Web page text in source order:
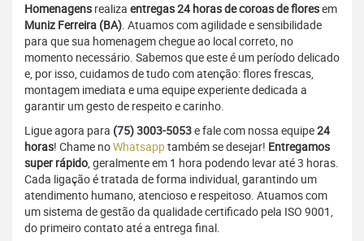
Homenagens realiza entregas 24 horas de coroas de floresem
Muniz Ferreira (BA). Atuamos com agilidade e sensibilidade
para que sua homenagem chegue ao local correto, no
momento necessário. Sabemos que este é um período delicado
e, por isso, cuidamos de tudo com atenção: flores frescas,
montagem imediata e uma equipe experiente dedicada a
garantir um gesto de respeito e carinho.
Ligue agora para (75) 3003-5053e fale com nossa equipe24
horas! Chame noWhatsapptambém se desejar! Entregamos
super rápido, geralmente em 1 hora podendo levar até 3 horas.
Cada ligação é tratada de forma individual, garantindo um
atendimento humano, atencioso e respeitoso. Atuamos com
um sistema de gestão da qualidade certificado pela ISO 9001,
do primeiro contato até a entrega final.